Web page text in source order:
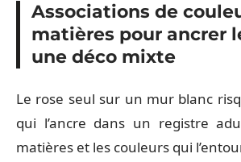
Associations de
matières pour ancrer
une déco mixte
Le rose seul sur un mur blanc
qui l’ancre dans un registre
matières et les couleurs qui